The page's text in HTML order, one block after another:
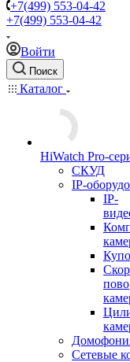
+7(499) 553-04-42
+7(499) 553-04-42
Войти
Поиск
Каталог
HiWatch Pro-
CКУД
IP-
IP-
Сетевые